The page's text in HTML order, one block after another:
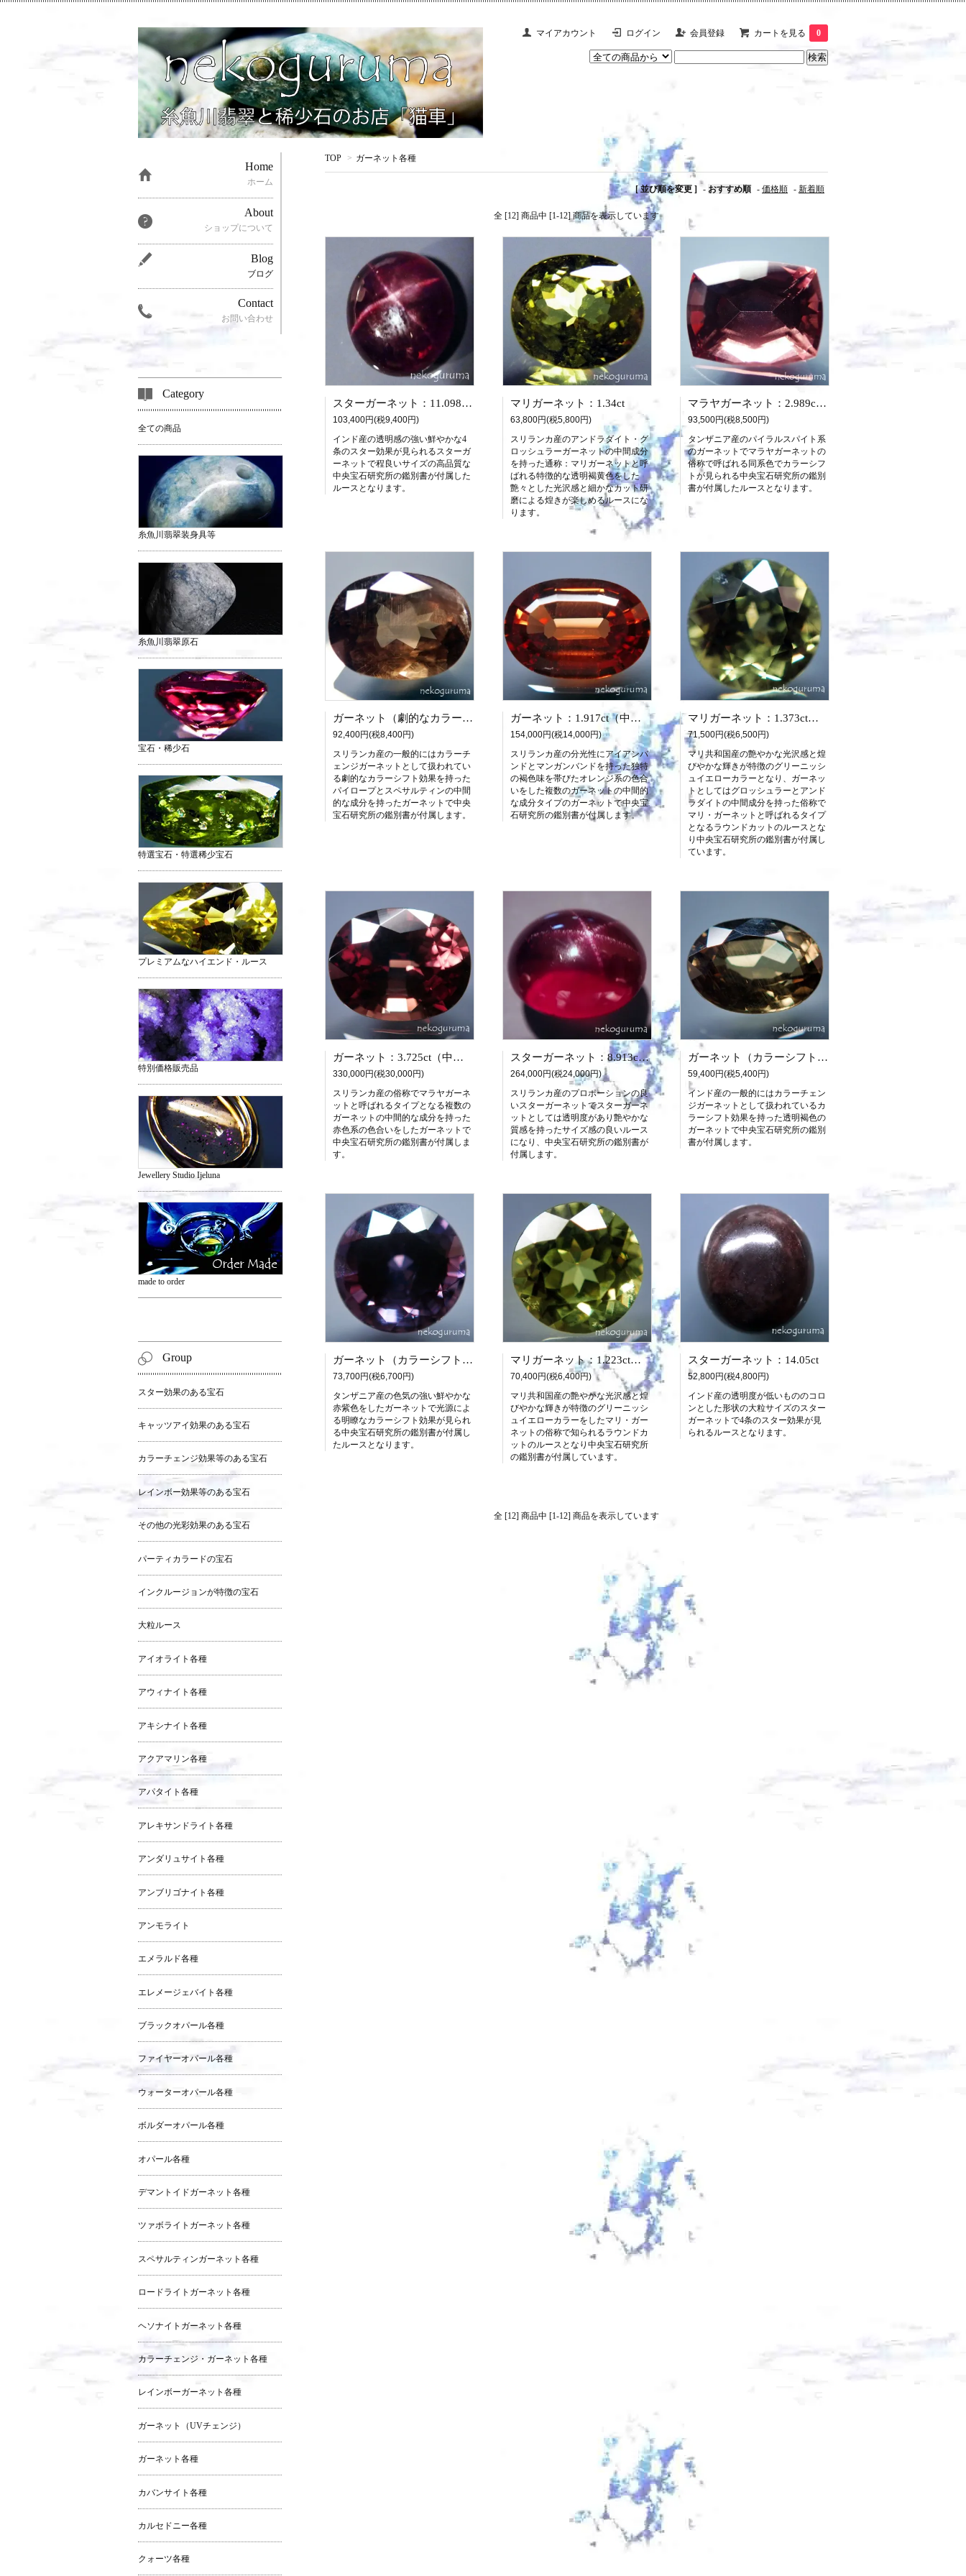
マイアカウント ログイン 会員登録 カートを見る 0
TOP > ガーネット各種
[ 並び順を変更 ] - おすすめ順 - 価格順 - 新着順
全 [12] 商品中 [1-12] 商品を表示しています
スターガーネット：11.098ct（中央宝石研究所鑑別書付属）
103,400円(税9,400円)
インド産の透明感の強い鮮やかな4
条のスター効果が見られるスターガ
ーネットで程良いサイズの高品質な
中央宝石研究所の鑑別書が付属した
ルースとなります。
マリガーネット：1.34ct
63,800円(税5,800円)
スリランカ産のアンドラダイト・グ
ロッシュラーガーネットの中間成分
を持った通称：マリガーネットと呼
ばれる特徴的な透明褐黄色をした
艶々とした光沢感と細かなカット研
磨による煌きが楽しめるルースにな
ります。
マラヤガーネット：2.989ct（中央宝石研究所鑑別書付属）
93,500円(税8,500円)
タンザニア産のパイラルスパイト系
のガーネットでマラヤガーネットの
俗称で呼ばれる同系色でカラーシフ
トが見られる中央宝石研究所の鑑別
書が付属したルースとなります。
ガーネット（劇的なカラーシフト）：2.355ct（中宝研鑑別書付属）
92,400円(税8,400円)
スリランカ産の一般的にはカラーチ
ェンジガーネットとして扱われてい
る劇的なカラーシフト効果を持った
パイロープとスペサルティンの中間
的な成分を持ったガーネットで中央
宝石研究所の鑑別書が付属します。
ガーネット：1.917ct（中央宝石研究所鑑別書付属）
154,000円(税14,000円)
スリランカ産の分光性にアイアンバ
ンドとマンガンバンドを持った独特
の褐色味を帯びたオレンジ系の色合
いをした複数のガーネットの中間的
な成分タイプのガーネットで中央宝
石研究所の鑑別書が付属します。
マリガーネット：1.373ct（中宝研鑑別書付属）
71,500円(税6,500円)
マリ共和国産の艶やかな光沢感と煌
びやかな輝きが特徴のグリーニッシ
ュイエローカラーとなり、ガーネッ
トとしてはグロッシュラーとアンド
ラダイトの中間成分を持った俗称で
マリ・ガーネットと呼ばれるタイプ
となるラウンドカットのルースとな
り中央宝石研究所の鑑別書が付属し
ています。
ガーネット：3.725ct（中央宝石研究所鑑別書付属）
330,000円(税30,000円)
スリランカ産の俗称でマラヤガーネ
ットと呼ばれるタイプとなる複数の
ガーネットの中間的な成分を持った
赤色系の色合いをしたガーネットで
中央宝石研究所の鑑別書が付属しま
す。
スターガーネット：8.913ct（中央宝石研究所鑑別書付属）
264,000円(税24,000円)
スリランカ産のプロポーションの良
いスターガーネットでスターガーネ
ットとしては透明度があり艶やかな
質感を持ったサイズ感の良いルース
になり、中央宝石研究所の鑑別書が
付属します。
ガーネット（カラーシフト）：0.856ct（中宝研鑑別書付属）
59,400円(税5,400円)
インド産の一般的にはカラーチェン
ジガーネットとして扱われているカ
ラーシフト効果を持った透明褐色の
ガーネットで中央宝石研究所の鑑別
書が付属します。
ガーネット（カラーシフト）：1.125ct（中宝研鑑別書付属）
73,700円(税6,700円)
タンザニア産の色気の強い鮮やかな
赤紫色をしたガーネットで光源によ
る明瞭なカラーシフト効果が見られ
る中央宝石研究所の鑑別書が付属し
たルースとなります。
マリガーネット：1.223ct（中宝研鑑別書付属）
70,400円(税6,400円)
マリ共和国産の艶やかな光沢感と煌
びやかな輝きが特徴のグリーニッシ
ュイエローカラーをしたマリ・ガー
ネットの俗称で知られるラウンドカ
ットのルースとなり中央宝石研究所
の鑑別書が付属しています。
スターガーネット：14.05ct
52,800円(税4,800円)
インド産の透明度が低いもののコロ
ンとした形状の大粒サイズのスター
ガーネットで4条のスター効果が見
られるルースとなります。
全 [12] 商品中 [1-12] 商品を表示しています
Home
ホーム
About
ショップについて
Blog
ブログ
Contact
お問い合わせ
Category
全ての商品
糸魚川翡翠装身具等
糸魚川翡翠原石
宝石・稀少石
特選宝石・特選稀少宝石
プレミアムなハイエンド・ルース
特別価格販売品
Jewellery Studio Ijeluna
made to order
Group
スター効果のある宝石
キャッツアイ効果のある宝石
カラーチェンジ効果等のある宝石
レインボー効果等のある宝石
その他の光彩効果のある宝石
パーティカラードの宝石
インクルージョンが特徴の宝石
大粒ルース
アイオライト各種
アウィナイト各種
アキシナイト各種
アクアマリン各種
アパタイト各種
アレキサンドライト各種
アンダリュサイト各種
アンブリゴナイト各種
アンモライト
エメラルド各種
エレメージェバイト各種
ブラックオパール各種
ファイヤーオパール各種
ウォーターオパール各種
ボルダーオパール各種
オパール各種
デマントイドガーネット各種
ツァボライトガーネット各種
スペサルティンガーネット各種
ロードライトガーネット各種
ヘソナイトガーネット各種
カラーチェンジ・ガーネット各種
レインボーガーネット各種
ガーネット（UVチェンジ）
ガーネット各種
カバンサイト各種
カルセドニー各種
クォーツ各種